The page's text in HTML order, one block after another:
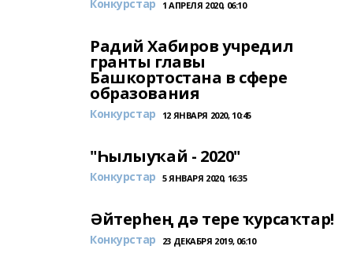
Конкурстар 1 АПРЕЛЯ 2020, 06:10
Радий Хабиров учредил
гранты главы
Башкортостана в сфере
образования
Конкурстар 12 ЯНВАРЯ 2020, 10:45
"Һылыуҡай - 2020"
Конкурстар 5 ЯНВАРЯ 2020, 16:35
Әйтерһең дә тере ҡурсаҡтар!
Конкурстар 23 ДЕКАБРЯ 2019, 06:10